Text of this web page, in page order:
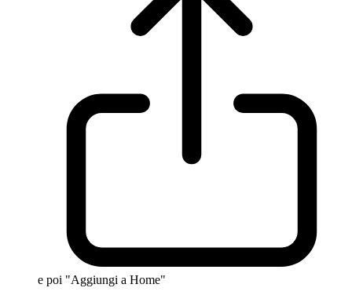
e poi "Aggiungi a Home"